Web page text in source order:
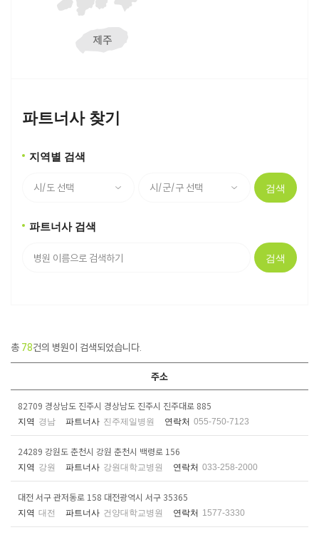
파트너사 찾기
지역별 검색
검색
파트너사 검색
검색
총 78건의 병원이 검색되었습니다.
주소
82709 경상남도 진주시 경상남도 진주시 진주대로 885
지역 경남 파트너사 진주제일병원 연락처 055-750-7123
24289 강원도 춘천시 강원 춘천시 백령로 156
지역 강원 파트너사 강원대학교병원 연락처 033-258-2000
대전 서구 관저동로 158 대전광역시 서구 35365
지역 대전 파트너사 건양대학교병원 연락처 1577-3330